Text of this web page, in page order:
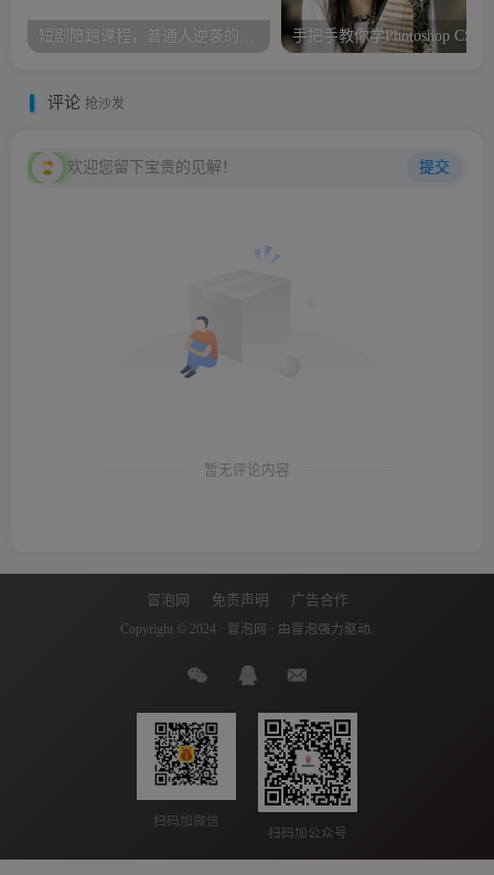
手把手教你学Photoshop CS6
评论 抢沙发
欢迎您留下宝贵的见解！ 提交
暂无评论内容
冒泡网 免责声明 广告合作
Copyright © 2024 · 冒泡网 · 由 冒泡 强力驱动.
扫码加微信
扫码加公众号